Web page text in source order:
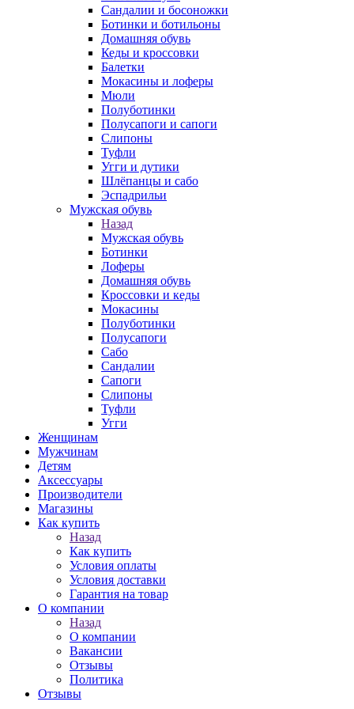
Сандалии и босоножки
Ботинки и ботильоны
Домашняя обувь
Кеды и кроссовки
Балетки
Мокасины и лоферы
Мюли
Полуботинки
Полусапоги и сапоги
Слипоны
Туфли
Угги и дутики
Шлёпанцы и сабо
Эспадрильи
Мужская обувь
Назад
Мужская обувь
Ботинки
Лоферы
Домашняя обувь
Кроссовки и кеды
Мокасины
Полуботинки
Полусапоги
Сабо
Сандалии
Сапоги
Слипоны
Туфли
Угги
Женщинам
Мужчинам
Детям
Аксессуары
Производители
Магазины
Как купить
Назад
Как купить
Условия оплаты
Условия доставки
Гарантия на товар
О компании
Назад
О компании
Вакансии
Отзывы
Политика
Отзывы